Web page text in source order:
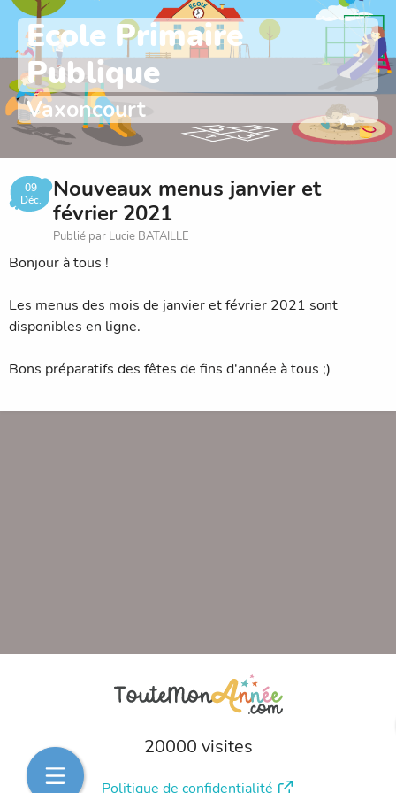
Ecole Primaire
Publique
Vaxoncourt
09
Déc.
Nouveaux menus janvier et
février 2021
Publié par Lucie BATAILLE
Bonjour à tous !
Les menus des mois de janvier et février 2021 sont
disponibles en ligne.
Bons préparatifs des fêtes de fins d'année à tous ;)
20000 visites
Politique de confidentialité